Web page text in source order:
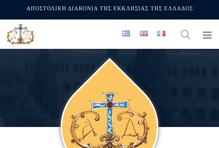
ΑΠΟΣΤΟΛΙΚΗ ΔΙΑΚΟΝΙΑ ΤΗΣ ΕΚΚΛΗΣΙΑΣ ΤΗΣ ΕΛΛΑΔΟΣ